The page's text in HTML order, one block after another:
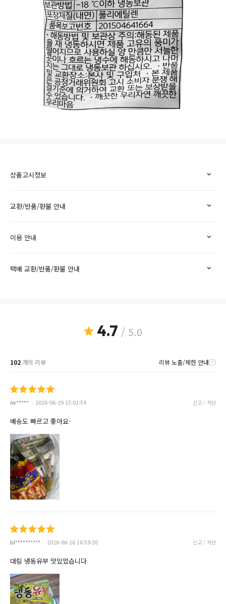
상품고시정보
교환/반품/환불 안내
이용 안내
택배 교환/반품/환불 안내
4.7 / 5.0
102개의 리뷰 리뷰 노출/제한 안내
ne***** 2026-06-29 15:01:54 신고 / 차단
배송도 빠르고 좋아요-
bl********** 2026-06-16 16:59:30 신고 / 차단
대림 냉동유부 맛있었습니다